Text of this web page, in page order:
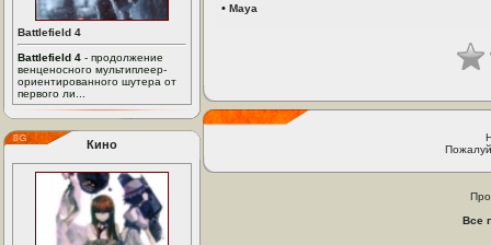
Battlefield 4
Battlefield 4 - продолжение
венценосного мультиплеер-
ориентированного шутера от
первого ли...
Кино
• Maya
Все